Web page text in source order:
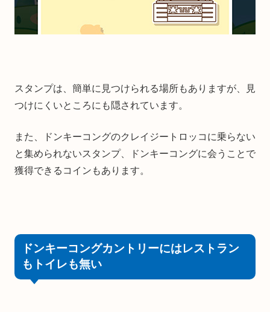
スタンプは、簡単に見つけられる場所もありますが、見
つけにくいところにも隠されています。
また、ドンキーコングのクレイジートロッコに乗らない
と集められないスタンプ、ドンキーコングに会うことで
獲得できるコインもあります。
ドンキーコングカントリーにはレストラン
もトイレも無い